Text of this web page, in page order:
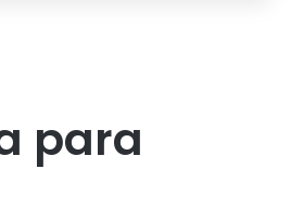
para